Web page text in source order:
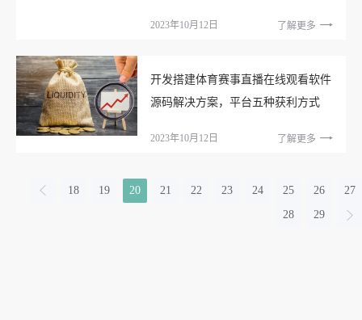
2023年10月12日 了解更多
开发搭建体育赛事直播在线观看软件
源码解决方案，平台五种获利方式
2023年10月12日 了解更多
18 19 20 21 22 23 24 25 26
27
28
29